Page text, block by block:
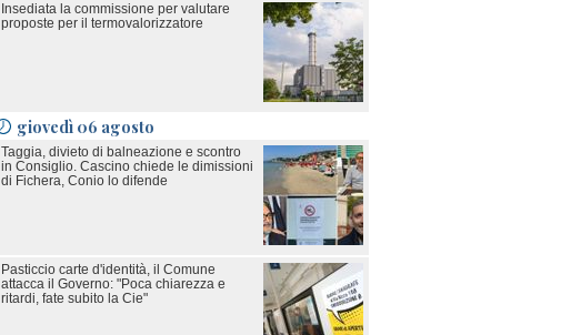
Insediata la commissione per valutare
proposte per il termovalorizzatore
giovedì 06 agosto
Taggia, divieto di balneazione e scontro
in Consiglio. Cascino chiede le dimissioni
di Fichera, Conio lo difende
Pasticcio carte d'identità, il Comune
attacca il Governo: "Poca chiarezza e
ritardi, fate subito la Cie"